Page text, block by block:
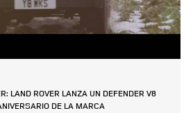
LAND ROVER LANZA UN DEFENDER V8
DE LA MARCA